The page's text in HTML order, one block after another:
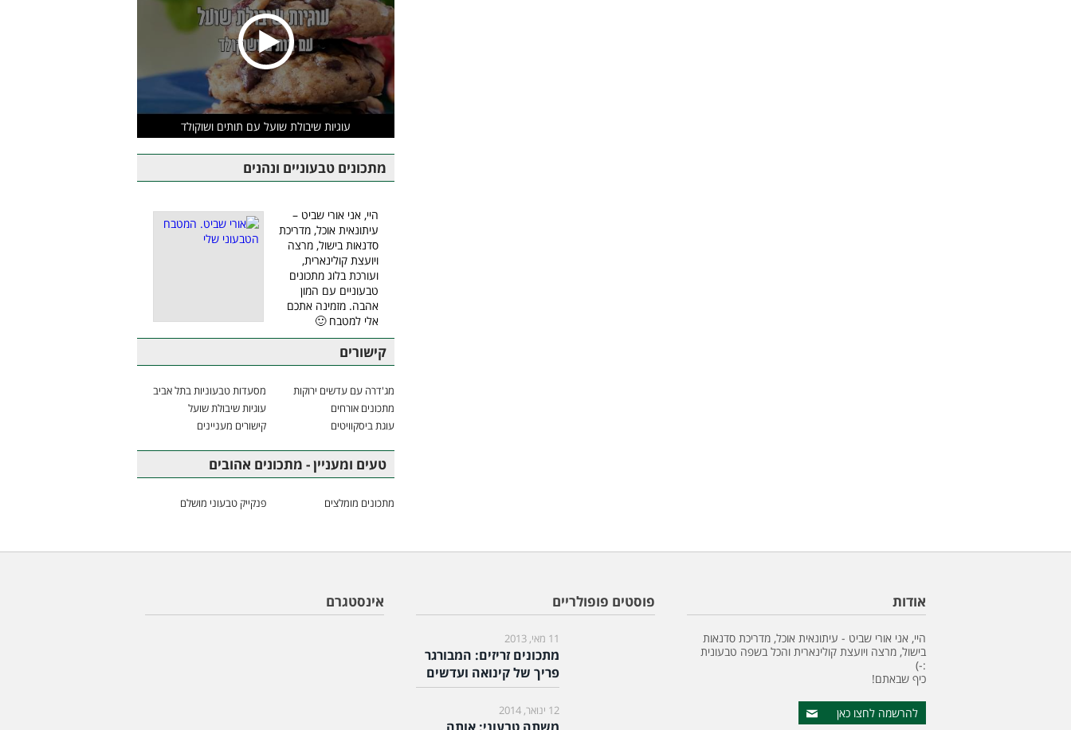
עוגיות שיבולת שועל עם תותים ושוקולד
מתכונים טבעוניים ונהנים
היי, אני אורי שביט –
עיתונאית אוכל, מדריכת
סדנאות בישול, מרצה
ויועצת קולינארית,
ועורכת בלוג מתכונים
טבעוניים עם המון
אהבה. מזמינה אתכם
אלי למטבח 🙂
קישורים
מג'דרה עם עדשים ירוקות
מסעדות טבעוניות בתל אביב
מתכונים אורחים
עוגיות שיבולת שועל
עוגת ביסקוויטים
קישורים מעניינים
טעים ומעניין - מתכונים אהובים
מתכונים מומלצים פנקייק טבעוני מושלם
אודות
היי, אני אורי שביט - עיתונאית אוכל, מדריכת סדנאות
בישול, מרצה ויועצת קולינארית והכל בשפה טבעונית
:-)
כיף שבאתם!
להרשמה לחצו כאן
פוסטים פופולריים
11 מאי, 2013
מתכונים זריזים: המבורגר
פריך של קינואה ועדשים
12 ינואר, 2014
אינסטגרם